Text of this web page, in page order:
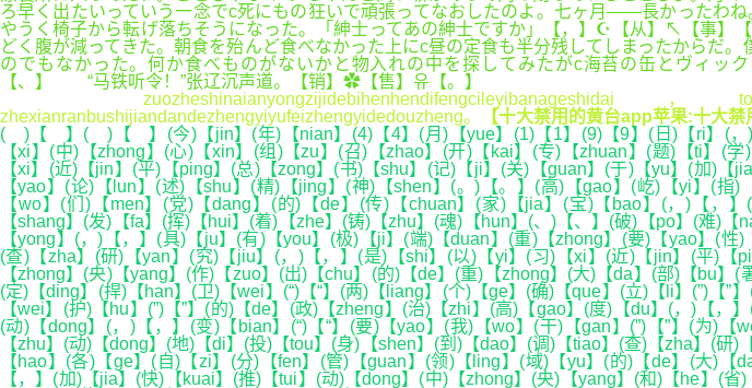
ろ早く出たいっていう一念でc死にもの狂いで頑張ってなおしたのよ。七ヶ月――長かったわ
やうく椅子から転げ落ちそうになった。「紳士ってあの紳士ですか」【，】☪【从】↖
どく腹が減ってきた。朝食を殆んど食べなかった上にc昼の定食も半分残してしまったからだ
のでもなかった。何か食べものがないかと物入れの中を探してみたがc海苔の缶とヴィッ
【、】 “马铁听令！”张辽沉声道。【销】✿【售】유【。】
zuozheshinaianyongzijidebihenhendifengcileyibanageshidai，
zhexianranbushijiandandezhengyiyufeizhengyidedouzheng。
【十大禁用的黄台app苹果:十大
( )【 】( )【 】(今)【jin】(年)【nian】(4)【4】(月)【yue】(1)【1】(9)【9】(日)【ri】(，)
【xi】(中)【zhong】(心)【xin】(组)【zu】(召)【zhao】(开)【kai】(专)【zhuan】(题)【ti】
【xi】(近)【jin】(平)【ping】(总)【zong】(书)【shu】(记)【ji】(关)【guan】(于)【yu】(加)
【yao】(论)【lun】(述)【shu】(精)【jing】(神)【shen】(。)【。】(高)【gao】(屹)【yi】(
【wo】(们)【men】(党)【dang】(的)【de】(传)【chuan】(家)【jia】(宝)【bao】(，)【
【shang】(发)【fa】(挥)【hui】(着)【zhe】(铸)【zhu】(魂)【hun】(、)【、】(破)【po】(难)
【yong】(，)【，】(具)【ju】(有)【you】(极)【ji】(端)【duan】(重)【zhong】(要)【yao】(
(查)【zha】(研)【yan】(究)【jiu】(，)【，】(是)【shi】(以)【yi】(习)【xi】(近)【jin】(平)
【zhong】(央)【yang】(作)【zuo】(出)【chu】(的)【de】(重)【zhong】(大)【da】(部)【bu
(定)【ding】(捍)【han】(卫)【wei】(“)【“】(两)【liang】(个)【ge】(确)【que】(立)【li】(”)【
【wei】(护)【hu】(”)【”】(的)【de】(政)【zheng】(治)【zhi】(高)【gao】(度)【du】(，)【
(动)【dong】(，)【，】(变)【bian】(“)【“】(要)【yao】(我)【wo】(干)【gan】(”)【”】(为)
【zhu】(动)【dong】(地)【di】(投)【tou】(身)【shen】(到)【dao】(调)【tiao】(查)【zha】(
【hao】(各)【ge】(自)【zi】(分)【fen】(管)【guan】(领)【ling】(域)【yu】(的)【de】(大)
【，】(加)【jia】(快)【kuai】(推)【tui】(动)【dong】(中)【zhong】(央)【yang】(和)【he】(